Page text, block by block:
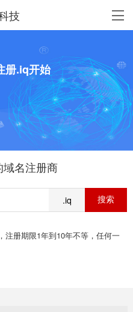
技
册.iq开始
名注册商
.iq
注册期限1年到10年不等，任何一